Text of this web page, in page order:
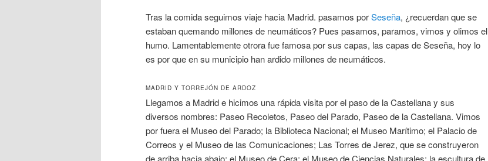
Tras la comida seguimos viaje hacia Madrid. pasamos porSeseña, ¿recuerdan que se
estaban quemando millones de neumáticos? Pues pasamos, paramos, vimos y olimos el
humo. Lamentablemente otrora fue famosa por sus capas, las capas de Seseña, hoy lo
es por que en su municipio han ardido millones de neumáticos.
MADRID Y TORREJÓN DE ARDOZ
Llegamos a Madrid e hicimos una rápida visita por el paso de la Castellana y sus
diversos nombres: Paseo Recoletos, Paseo del Parado, Paseo de la Castellana. Vimos
por fuera el Museo del Parado; la Biblioteca Nacional; el Museo Marítimo; el Palacio de
Correos y el Museo de las Comunicaciones; Las Torres de Jerez, que se construyeron